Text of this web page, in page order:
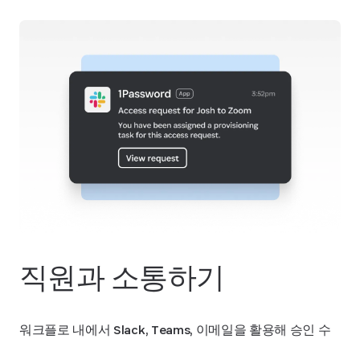
직원과 소통하기
워크플로 내에서 Slack, Teams, 이메일을 활용해 승인 수